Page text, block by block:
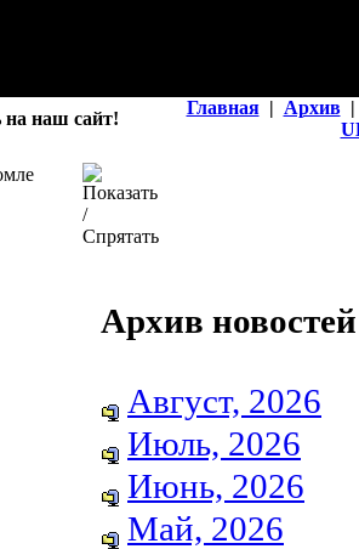
на наш сайт!
Главная | Архив |
Архив новостей
Август, 2026
Июль, 2026
Июнь, 2026
Май, 2026